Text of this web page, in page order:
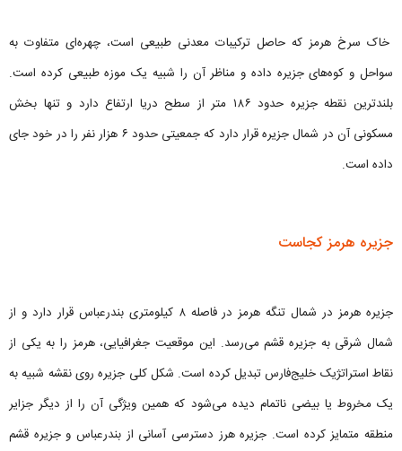
خاک سرخ هرمز که حاصل ترکیبات معدنی طبیعی است، چهره‌ای متفاوت به
سواحل و کوه‌های جزیره داده و مناظر آن را شبیه یک موزه طبیعی کرده است.
بلندترین نقطه جزیره حدود ۱۸۶ متر از سطح دریا ارتفاع دارد و تنها بخش
مسکونی آن در شمال جزیره قرار دارد که جمعیتی حدود ۶ هزار نفر را در خود جای
داده است.
جزیره هرمز کجاست
جزیره هرمز در شمال تنگه هرمز در فاصله ۸ کیلومتری بندرعباس قرار دارد و از
شمال شرقی به جزیره قشم می‌رسد. این موقعیت جغرافیایی، هرمز را به یکی از
نقاط استراتژیک خلیج‌فارس تبدیل کرده است. شکل کلی جزیره روی نقشه شبیه به
یک مخروط یا بیضی ناتمام دیده می‌شود که همین ویژگی آن را از دیگر جزایر
منطقه متمایز کرده است. جزیره هرز دسترسی آسانی از بندرعباس و جزیره قشم